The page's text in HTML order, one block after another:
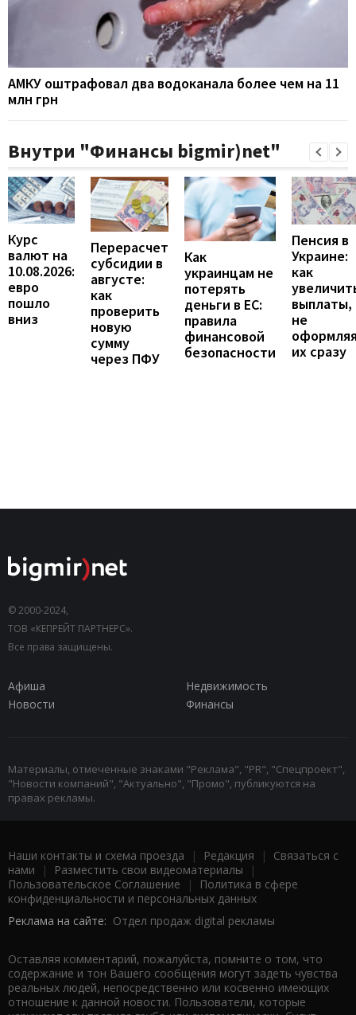
АМКУ оштрафовал два водоканала более чем на 11
млн грн
Внутри "Финансы bigmir)net"
Курс
валют на
10.08.2026:
евро
пошло
вниз
Перерасчет
субсидии в
августе:
как
проверить
новую
сумму
через ПФУ
Как
украинцам не
потерять
деньги в ЕС:
правила
финансовой
безопасности
Пенсия в
Украине:
как
выплаты,
не
их сразу
© 2000-2024,
ТОВ «КЕПРЕЙТ ПАРТНЕРС».
Все права защищены.
Афиша
Недвижимость
Новости
Финансы
Материалы, отмеченные знаками "Реклама", "PR", "Спецпроект",
"Новости компаний", "Актуально", "Промо", публикуются на
правах рекламы.
Наши контакты и схема проезда | Редакция | Связаться с
нами | Разместить свои видеоматериалы |
Пользовательское Соглашение |
Политика в сфере
конфиденциальности и персональных данных
Реклама на сайте: Отдел продаж digital рекламы
Оставляя комментарий, пожалуйста, помните о том, что
содержание и тон Вашего сообщения могут задеть чувства
реальных людей, непосредственно или косвенно имеющих
отношение к данной новости. Пользователи, которые